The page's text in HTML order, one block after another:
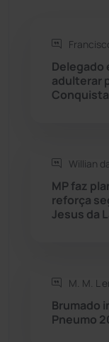
Rio do
Rio do
Seabra
Sebastião
Sudoeste
Tanhaçu
Delegado
adulterar
Conquista
Willian
MP faz
reforça
Jesus da
M. M. L
Brumado
Pneumo